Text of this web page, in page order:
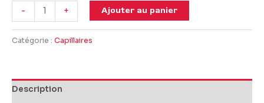
- + Ajouter au panier
Catégorie : Capillaires
Description